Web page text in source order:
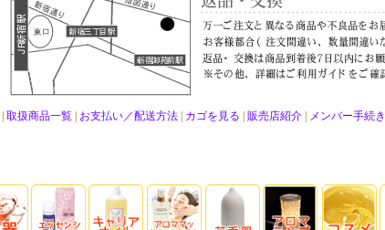
取扱商品一覧 お支払い／配送方法 カゴを見る 販売店紹介 メンバー手続き